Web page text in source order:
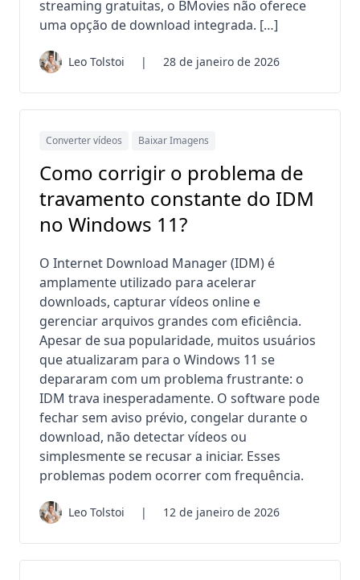
streaming gratuitas, o BMovies não oferece
uma opção de download integrada. […]
Leo Tolstoi | 28 de janeiro de 2026
Converter vídeos Baixar Imagens
Como corrigir o problema de
travamento constante do IDM
no Windows 11?
O Internet Download Manager (IDM) é
amplamente utilizado para acelerar
downloads, capturar vídeos online e
gerenciar arquivos grandes com eficiência.
Apesar de sua popularidade, muitos usuários
que atualizaram para o Windows 11 se
depararam com um problema frustrante: o
IDM trava inesperadamente. O software pode
fechar sem aviso prévio, congelar durante o
download, não detectar vídeos ou
simplesmente se recusar a iniciar. Esses
problemas podem ocorrer com frequência.
Leo Tolstoi | 12 de janeiro de 2026